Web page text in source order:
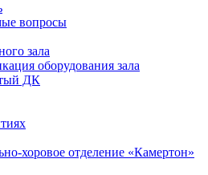
вопросы
зала
оборудования зала
ДК
хоровое отделение «Камертон»